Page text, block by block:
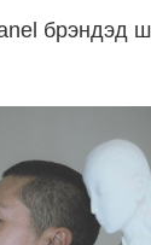
брэндэд